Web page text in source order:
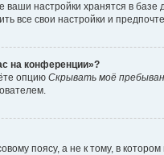
ваши настройки хранятся в
все свои настройки и
на конференции»?
опцию Скрывать моё
поясу, а не к тому, в